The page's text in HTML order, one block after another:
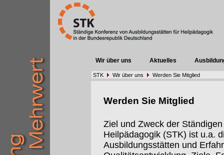
Wir über uns Aktuelles
STK Wir über uns Werden Sie Mitglied
Werden Sie Mitglied
Ziel und Zweck der
Heilpädagogik (STK) ist u.a.
Ausbildungsstätten und